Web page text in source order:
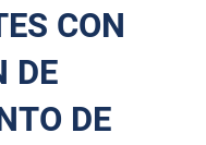
CON
DE
DE